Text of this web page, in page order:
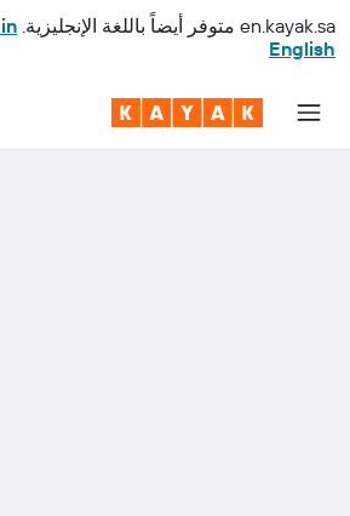
en.kayak.sa متوفر أيضاً باللغة الإنجليزية.
English